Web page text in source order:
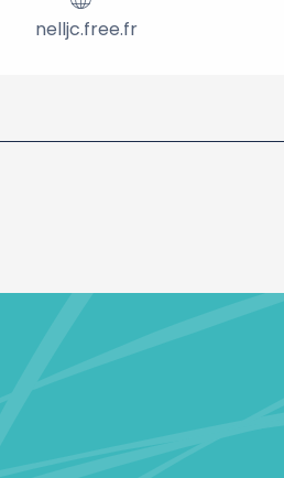
nelljc.free.fr